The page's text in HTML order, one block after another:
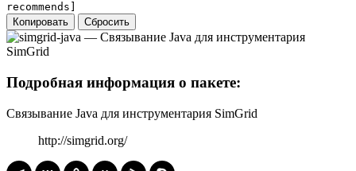
recommends]
Копировать
Сбросить
Подробная информация о пакете:
Связывание Java для инструментария SimGrid
http://simgrid.org/